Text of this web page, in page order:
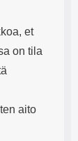
et
on tila
aito